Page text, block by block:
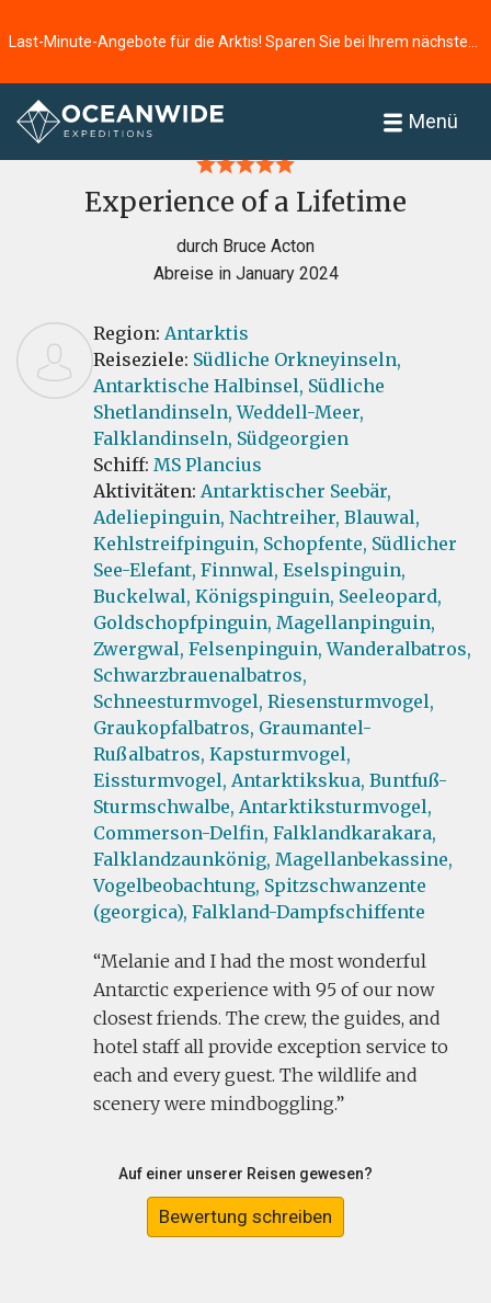
Menü
Startseite
Experience of a Lifetime
durch Bruce Acton
Abreise in January 2024
Region: Antarktis
Reiseziele: Südliche Orkneyinseln,
Antarktische Halbinsel, Südliche
Shetlandinseln, Weddell-Meer,
Falklandinseln, Südgeorgien
Schiff: MS Plancius
Aktivitäten: Antarktischer Seebär,
Adeliepinguin, Nachtreiher, Blauwal,
Kehlstreifpinguin, Schopfente, Südlicher
See-Elefant, Finnwal, Eselspinguin,
Buckelwal, Königspinguin, Seeleopard,
Goldschopfpinguin, Magellanpinguin,
Zwergwal, Felsenpinguin, Wanderalbatros,
Schwarzbrauenalbatros,
Schneesturmvogel, Riesensturmvogel,
Graukopfalbatros, Graumantel-
Rußalbatros, Kapsturmvogel,
Eissturmvogel, Antarktikskua, Buntfuß-
Sturmschwalbe, Antarktiksturmvogel,
Commerson-Delfin, Falklandkarakara,
Falklandzaunkönig, Magellanbekassine,
Vogelbeobachtung, Spitzschwanzente
(georgica), Falkland-Dampfschiffente
Melanie and I had the most wonderful
Antarctic experience with 95 of our now
closest friends. The crew, the guides, and
hotel staff all provide exception service to
each and every guest. The wildlife and
scenery were mindboggling.
Auf einer unserer Reisen gewesen?
Bewertung schreiben